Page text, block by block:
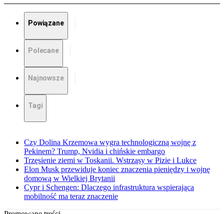
Powiązane
Polecane
Najnowsze
Tagi
Czy Dolina Krzemowa wygra technologiczną wojnę z
Pekinem? Trump, Nvidia i chińskie embargo
Trzęsienie ziemi w Toskanii. Wstrząsy w Pizie i Lukce
Elon Musk przewiduje koniec znaczenia pieniędzy i wojnę
domową w Wielkiej Brytanii
Cypr i Schengen: Dlaczego infrastruktura wspierająca
mobilność ma teraz znaczenie